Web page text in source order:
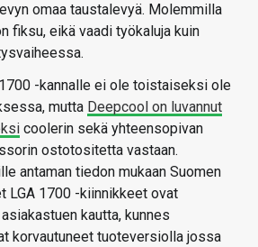
omaa taustalevyä. Molemmilla
fiksu, eikä vaadi työkaluja kuin
-kannalle ei ole toistaiseksi ole
mutta Deepcool on luvannut
coolerin sekä yhteensopivan
ostotositetta vastaan.
antaman tiedon mukaan Suomen
LGA 1700 -kiinnikkeet ovat
kautta, kunnes
korvautuneet tuoteversiolla jossa